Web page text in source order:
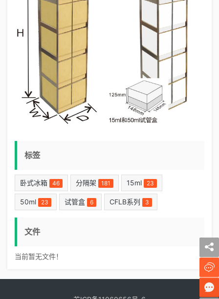
标签
卧式冰箱 46 分隔架 181 15ml 23
50ml 23 试管盒 6 CFLB系列 3
文件
当前暂无文件！